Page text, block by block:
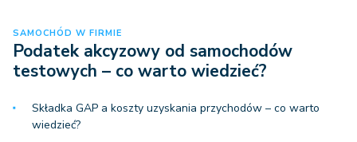
SAMOCHÓD W FIRMIE
Podatek akcyzowy od samochodów
testowych – co warto wiedzieć?
Składka GAP a koszty uzyskania przychodów – co warto
wiedzieć?